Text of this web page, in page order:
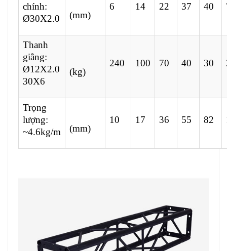
chính:
Ø30X2.0
(mm)
6 14 22 37 40
Thanh
giằng:
Ø12X2.0
30X6
(kg)
240 100 70 40 30
Trọng
lượng:
~4.6kg/m
(mm)
10 17 36 55 82